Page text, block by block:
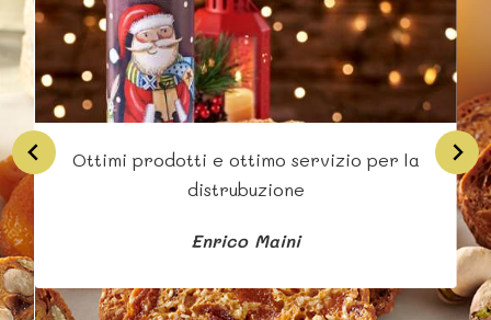
Ottimi prodotti e ottimo servizio per la
distrubuzione
Enrico Maini